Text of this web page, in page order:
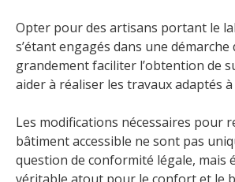
Opter pour des artisans portant le
s’étant engagés dans une
grandement faciliter l’obtention de
aider à réaliser les travaux adaptés
Les modifications nécessaires pour
bâtiment accessible ne sont pas
question de conformité légale, mais